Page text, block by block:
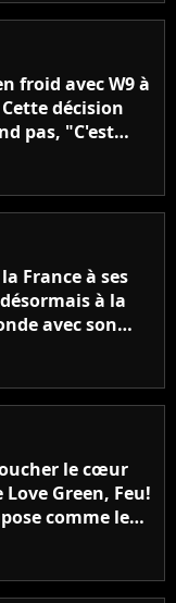
froid avec W9 à
Cette décision
pas, "C'est
France à ses
à la
avec son
international
le cœur
Love Green, Feu!
comme le
de sa